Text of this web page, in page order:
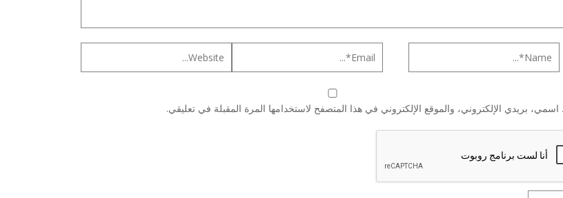
بريدي الإلكتروني، والموقع الإلكتروني في هذا المتصفح لاستخدامها المرة المقبلة في تعليقي.